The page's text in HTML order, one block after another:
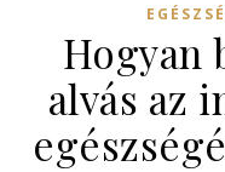
Hogyan
alvás az